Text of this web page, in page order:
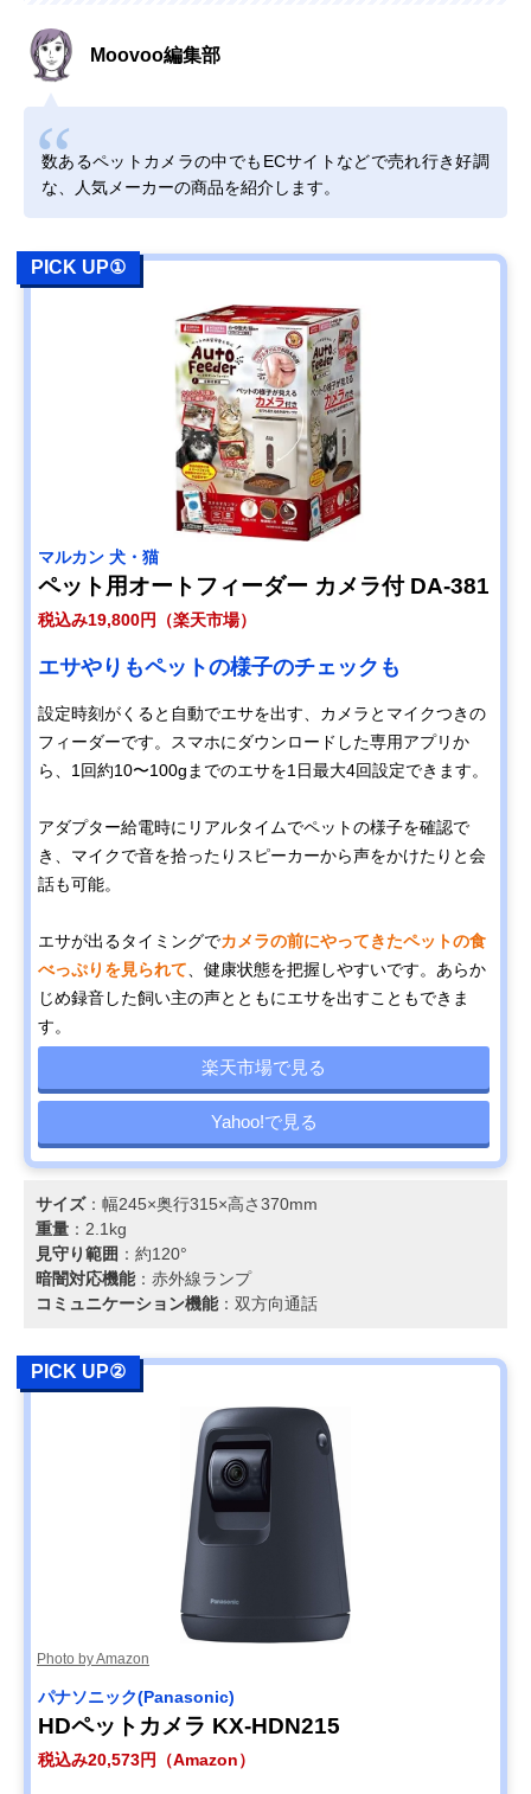
Moovoo編集部
数あるペットカメラの中でもECサイトなどで売れ行き好調
な、人気メーカーの商品を紹介します。
PICK UP①
マルカン 犬・猫
ペット用オートフィーダー カメラ付 DA-381
税込み19,800円（楽天市場）
エサやりもペットの様子のチェックも
設定時刻がくると自動でエサを出す、カメラとマイクつきの
フィーダーです。スマホにダウンロードした専用アプリか
ら、1回約10〜100gまでのエサを1日最大4回設定できます。
アダプター給電時にリアルタイムでペットの様子を確認で
き、マイクで音を拾ったりスピーカーから声をかけたりと会
話も可能。
エサが出るタイミングでカメラの前にやってきたペットの食
べっぷりを見られて、健康状態を把握しやすいです。あらか
じめ録音した飼い主の声とともにエサを出すこともできま
す。
楽天市場で見る
Yahoo!で見る
サイズ：幅245×奥行315×高さ370mm
重量 ：2.1kg
見守り範囲 ：約120°
暗闇対応機能：赤外線ランプ
コミュニケーション機能：双方向通話
PICK UP②
Photo by Amazon
パナソニック(Panasonic)
HDペットカメラ KX-HDN215
税込み20,573円（Amazon）